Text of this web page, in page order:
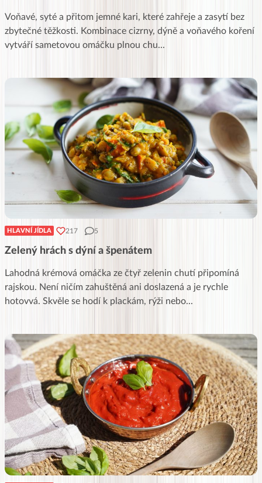
Voňavé, syté a přitom jemné kari, které zahřeje a zasytí bez
zbytečné těžkosti. Kombinace cizrny, dýně a voňavého koření
vytváří sametovou omáčku plnou chu...
HLAVNÍ JÍDLA 217 5
Zelený hrách s dýní a špenátem
Lahodná krémová omáčka ze čtyř zelenin chutí připomíná
rajskou. Není ničím zahuštěná ani doslazená a je rychle
hotovvá. Skvěle se hodí k plackám, rýži nebo...